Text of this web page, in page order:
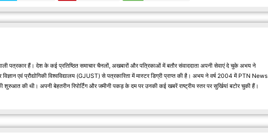
पत्रकार हैं। देश के कई प्रतिष्ठित समाचार चैनलों, अखबारों और पत्रिकाओं में बतौर संवाददाता अपनी सेवाएं दे चुके अभय ने
एवं प्रौद्योगिकी विश्वविद्यालय (GJUST) से पत्रकारिता में मास्टर डिग्री प्राप्त की है। अभय ने वर्ष 2004 में PTN News
शुरुआत की थी। अपनी बेहतरीन रिपोर्टिंग और जमीनी पकड़ के दम पर उनकी कई खबरें राष्ट्रीय स्तर पर सुर्खियां बटोर चुकी हैं।